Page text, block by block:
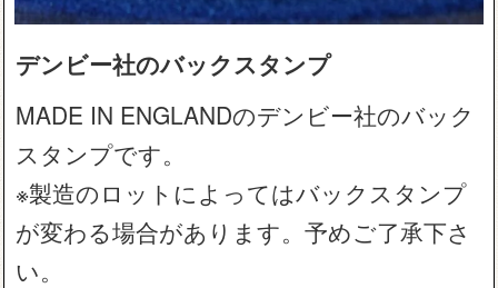
デンビー社のバックスタンプ
MADE IN ENGLANDのデンビー社のバック
スタンプです。
※製造のロットによってはバックスタンプ
が変わる場合があります。予めご了承下さ
い。